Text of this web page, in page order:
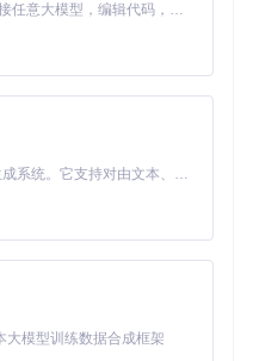
分利用Kotlin的优势，并为S
。无论是构建复杂的业务逻
都能成为你的得力助手。现
启你的高效跨平台开发之旅
Claude Code 的开源替代方案。连接任意大模型，编辑代码，运行命令，自动验证 — 全自动执行。用 Rust 构建，极致性能。 ｜ An open-source alternative to Claude Code. Connect any LLM, edit code, run commands, and verify changes — autonomously. Built in Rust for speed. Get Started
MiniMax H3 是一个通用的全模态生成系统。它支持对由文本、图像、视频和音频组成的多模态上下文进行统一理解，并能生成分辨率高达 2K、时长可达 15 秒的带原生立体声音频的视频。得益于面向任务泛化的系统设计，H3 在预训练阶段就已具备广泛的多模态上下文理解与生成能力，能够出色地执行复杂的多模态指令。
大模型训练数据合成框架